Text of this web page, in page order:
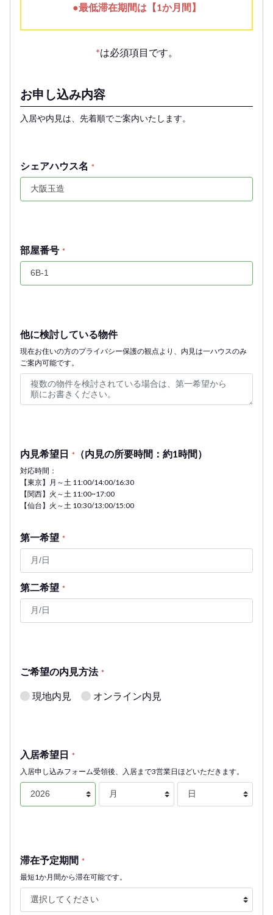
●最低滞在期間は【1か月間】
*は必須項目です。
お申し込み内容
入居や内見は、先着順でご案内いたします。
シェアハウス名 *
部屋番号 *
他に検討している物件
現在お住いの方のプライバシー保護の観点より、内見は一ハウスのみ
ご案内可能です。
内見希望日 * （内見の所要時間：約1時間）
対応時間：
【東京】月～土 11:00/14:00/16:30
【関西】火～土 11:00~17:00
【仙台】火～土 10:30/13:00/15:00
第一希望 *
第二希望 *
ご希望の内見方法 *
現地内見 オンライン内見
入居希望日 *
入居申し込みフォーム受領後、入居まで3営業日ほどいただきます。
滞在予定期間 *
最短1か月間から滞在可能です。